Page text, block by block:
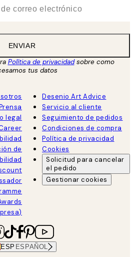
ENVIAR
Política de privacidadsobre como
tus datos
legal
de
Desenio Art Advice
Servicio al cliente
Seguimiento de pedidos
Condiciones de compra
Política de privacidad
Cookies
Solicitud para cancelar
el pedido
Gestionar cookies
ESP ESPAÑOL